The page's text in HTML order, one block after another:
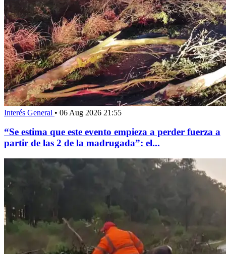
Interés General • 06 Aug 2026 21:55
“Se estima que este evento empieza a perder fuerza a
partir de las 2 de la madrugada”: el...